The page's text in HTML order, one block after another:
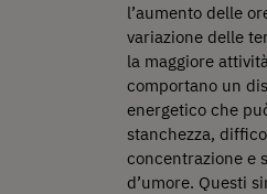
l’aumento delle
variazione delle
la maggiore
comportano un
energetico che
stanchezza,
concentrazione e
d’umore. Questi